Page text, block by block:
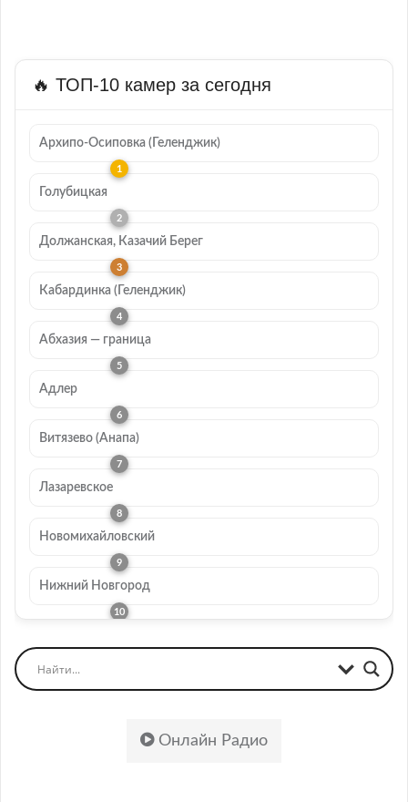
🔥 ТОП-10 камер за сегодня
Архипо-Осиповка (Геленджик)
Голубицкая
Должанская, Казачий Берег
Кабардинка (Геленджик)
Абхазия — граница
Адлер
Витязево (Анапа)
Лазаревское
Новомихайловский
Нижний Новгород
Онлайн Радио